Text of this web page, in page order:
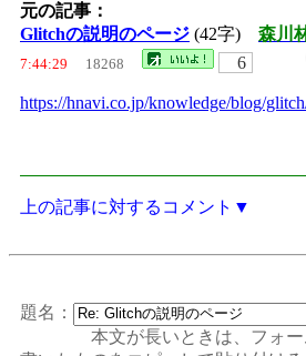
元の記事：
Glitchの説明のページ (42字) 森川
7:44:29
18268 6
https://hnavi.co.jp/knowledge/blog/
上の記事に対するコメント▼
題名：
本文が長いときは、フォーム